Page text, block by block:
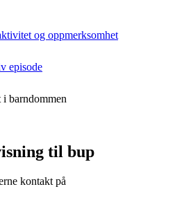
og oppmerksomhet
episode
i barndommen
til bup
kontakt på